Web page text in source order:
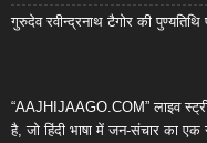
गुरुदेव रवीन्द्रनाथ टैगोर की
“AAJHIJAAGO.COM” लाइव
है, जो हिंदी भाषा में जन-संचार का